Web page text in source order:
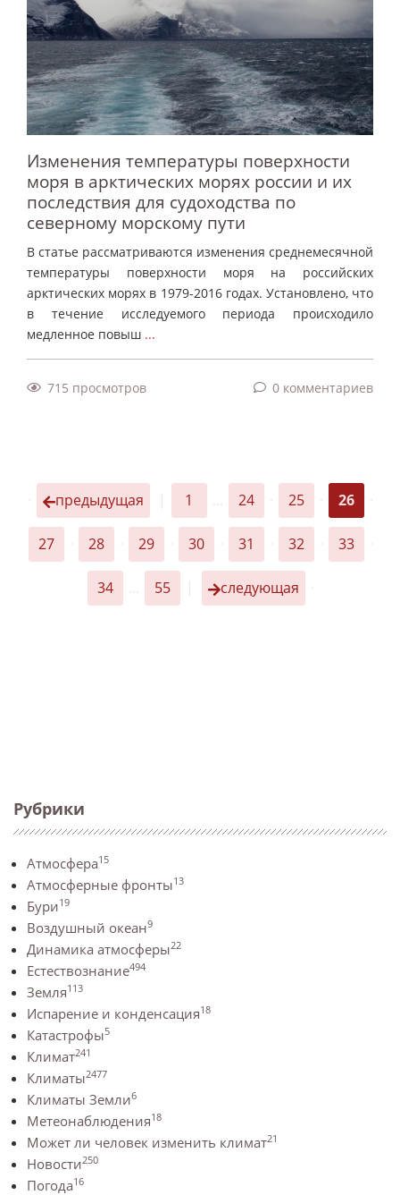
Рубрики
Атмосфера15
Атмосферные фронты13
Бури19
Воздушный океан9
Динамика атмосферы22
Естествознание494
Земля113
Испарение и конденсация18
Катастрофы5
Климат241
Климаты2477
Климаты Земли6
Метеонаблюдения18
Может ли человек изменить климат21
Новости250
Погода16
Изменения температуры поверхности
моря в арктических морях россии и их
последствия для судоходства по
северному морскому пути
В статье рассматриваются изменения среднемесячной
температуры поверхности моря на российских
арктических морях в 1979-2016 годах. Установлено, что
в течение исследуемого периода происходило
медленное повыш ...
715 просмотров 0 комментариев
· предыдущая | 1 ... 24 · 25 · 26 ·
27 · 28 · 29 · 30 · 31 · 32 · 33 ·
34 ... 55 | следующая ·